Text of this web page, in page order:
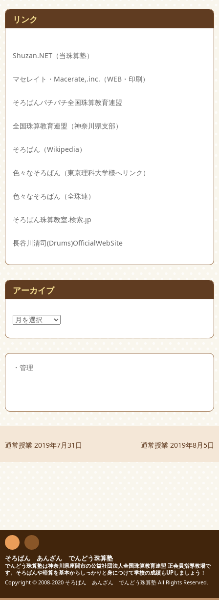
リンク
Shuzan.NET（当珠算塾）
マセレイト・Macerate,.inc.（WEB・印刷）
そろばんパチパチ全国珠算教育連盟
全国珠算教育連盟（神奈川県支部）
そろばん（Wikipedia）
色々なそろばん（東京理科大学様へリンク）
色々なそろばん（全珠連）
そろばん珠算教室.検索.jp
長谷川清司(Drums)OfficialWebSite
アーカイブ
ア
ー
カ
ブ
・ 管理
通常授業 2019年7月31日 通常授業 2019年8月5日
SS
絡先
そろばん あんざん でんどう珠算塾
でんどう珠算塾は神奈川県座間市の公益社団法人全国珠算教育連盟 正会員指導教場で
す。そろばんや暗算を基本からしっかりと身につけて学校の成績もUPしましょう！
Copyright © 2008-2020 そろばん あんざん でんどう珠算塾 All Rights Reserved.